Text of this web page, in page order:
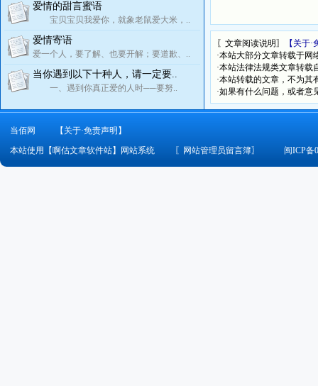
爱情的甜言蜜语
宝贝宝贝我爱你，就象老鼠爱大米，..
爱情寄语
爱一个人，要了解、也要开解；要道歉、..
当你遇到以下十种人，请一定要..
一、遇到你真正爱的人时──要努..
〖文章阅读说明〗
【关于
·本站大部分文章转载于
·本站法律法规类文章转
·本站转载的文章，不为
·如果有什么问题，或者意
当佰网
【关于·免责声明】
本站使用【啊估文章软件站】网站系统
〖 网站管理员留言簿〗 闽ICP备